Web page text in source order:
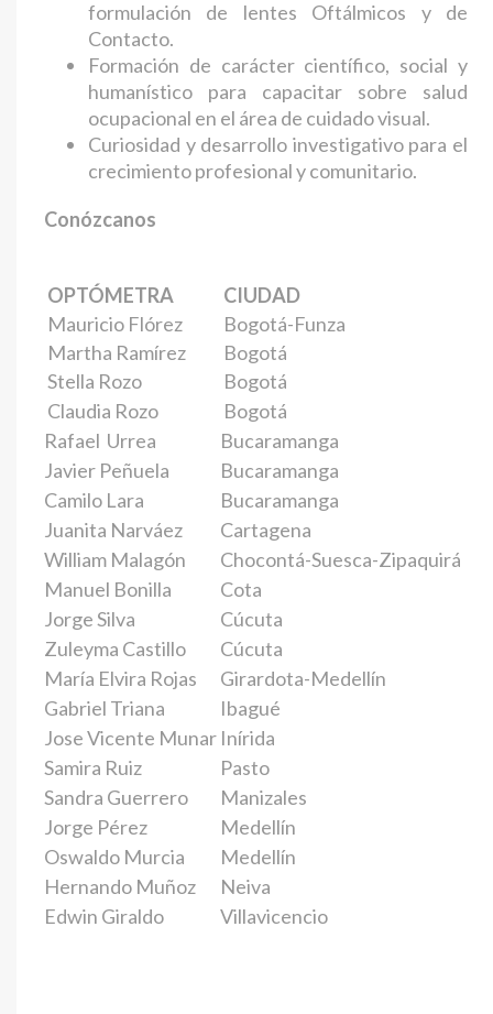
formulación de lentes Oftálmicos y de
Contacto.
Formación de carácter científico, social y
humanístico para capacitar sobre salud
ocupacional en el área de cuidado visual.
Curiosidad y desarrollo investigativo para el
crecimiento profesional y comunitario.
Conózcanos
OPTÓMETRA
CIUDAD
Mauricio Flórez
Bogotá-Funza
Martha Ramírez
Bogotá
Stella Rozo
Bogotá
Claudia Rozo
Bogotá
Rafael Urrea
Bucaramanga
Javier Peñuela
Bucaramanga
Camilo Lara
Bucaramanga
Juanita Narváez
Cartagena
William Malagón
Chocontá-Suesca-Zipaquirá
Manuel Bonilla
Cota
Jorge Silva
Cúcuta
Zuleyma Castillo
Cúcuta
María Elvira Rojas
Girardota-Medellín
Gabriel Triana
Ibagué
Jose Vicente Munar Inírida
Samira Ruiz
Pasto
Sandra Guerrero
Manizales
Jorge Pérez
Medellín
Oswaldo Murcia
Medellín
Hernando Muñoz
Neiva
Edwin Giraldo
Villavicencio